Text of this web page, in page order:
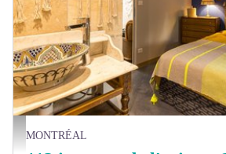
113 impasse de l'usine - Gite Marroco_Montréal
MONTRÉAL